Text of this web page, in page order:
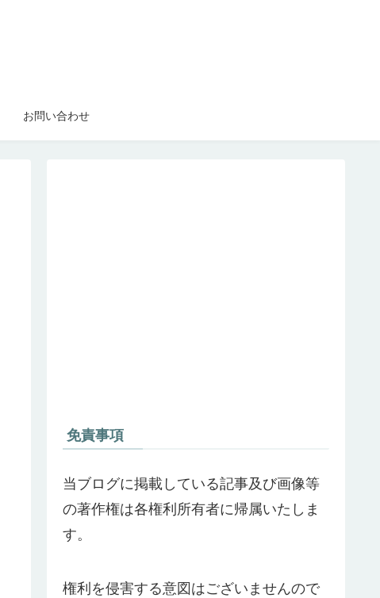
お問い合わせ
免責事項
当ブログに掲載している記事及び画像等
の著作権は各権利所有者に帰属いたしま
す。
権利を侵害する意図はございませんので